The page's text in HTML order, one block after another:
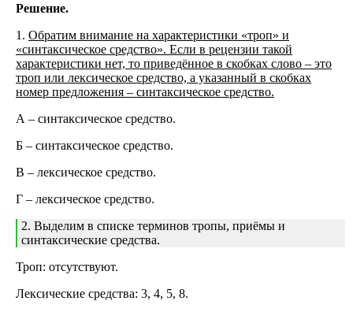
Решение.
1. Обратим внимание на характеристики «троп» и
«синтаксическое средство». Если в рецензии такой
характеристики нет, то приведённое в скобках слово – это
троп или лексическое средство, а указанный в скобках
номер предложения – синтаксическое средство.
А – синтаксическое средство.
Б – синтаксическое средство.
В – лексическое средство.
Г – лексическое средство.
2. Выделим в списке терминов тропы, приёмы и
синтаксические средства.
Троп: отсутствуют.
Лексические средства: 3, 4, 5, 8.